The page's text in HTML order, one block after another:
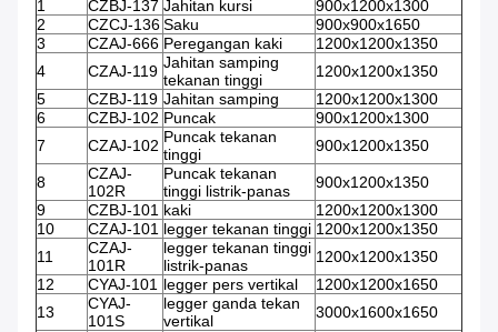
1
CZBJ-137 Jahitan kursi
900x1200x1300
2
CZCJ-136Saku
900x900x1650
3
CZAJ-666 Peregangan kaki
1200x1200x1350
4
CZAJ-119 Jahitan samping
tekanan tinggi
1200x1200x1350
5
CZBJ-119 Jahitan samping
1200x1200x1300
6
CZBJ-102 Puncak
900x1200x1300
7
CZAJ-102 Puncak tekanan
tinggi
900x1200x1350
8
CZAJ-
102R
Puncak tekanan
tinggi listrik-panas
900x1200x1350
9
CZBJ-101 kaki
1200x1200x1300
10
CZAJ-101 legger tekanan tinggi 1200x1200x1350
11
CZAJ-
101R
legger tekanan tinggi
listrik-panas
1200x1200x1350
12
CYAJ-101 legger pers vertikal
1200x1200x1650
13
CYAJ-
101S
legger ganda tekan
vertikal
3000x1600x1650